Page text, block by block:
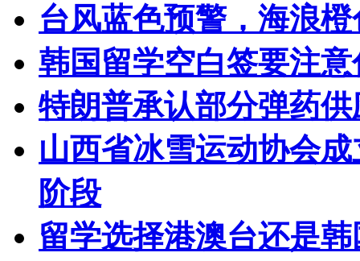
台风蓝色预警，海浪
韩国留学空白签要注意
特朗普承认部分弹药
山西省冰雪运动协会
阶段
留学选择港澳台还是